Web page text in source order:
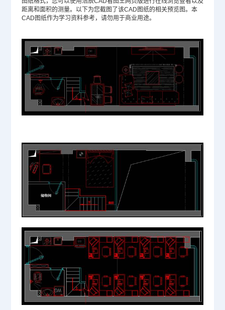
距离和面积的测量。以下为您截图了该CAD图纸的相关预览图。本
CAD图纸作为学习资料参考，请勿用于商业用途。